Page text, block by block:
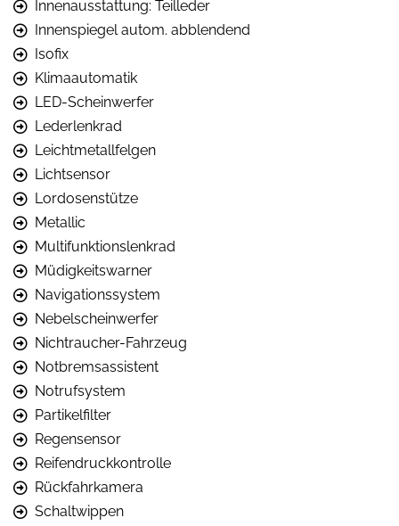
Innenausstattung: Teilleder
Innenspiegel autom. abblendend
Isofix
Klimaautomatik
LED-Scheinwerfer
Lederlenkrad
Leichtmetallfelgen
Lichtsensor
Lordosenstütze
Metallic
Multifunktionslenkrad
Müdigkeitswarner
Navigationssystem
Nebelscheinwerfer
Nichtraucher-Fahrzeug
Notbremsassistent
Notrufsystem
Partikelfilter
Regensensor
Reifendruckkontrolle
Rückfahrkamera
Schaltwippen